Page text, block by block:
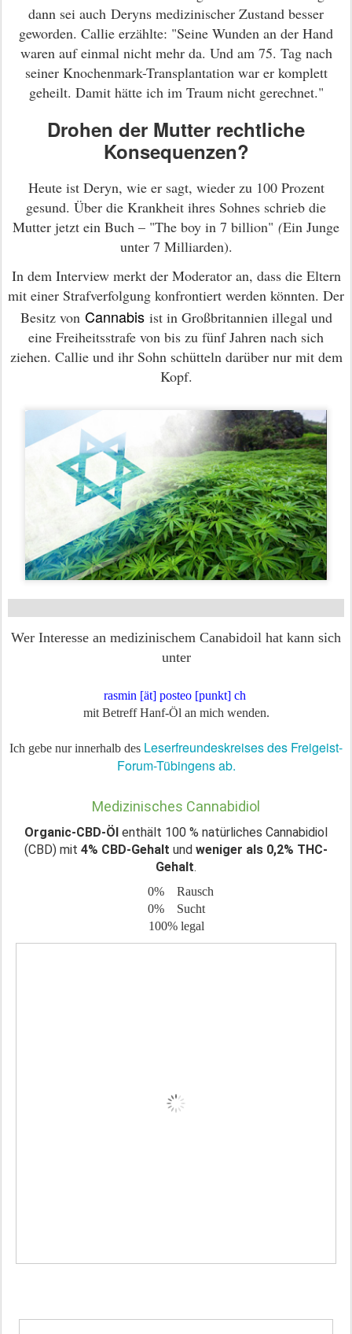
dann sei auch Deryns medizinischer Zustand besser
geworden. Callie erzählte: "Seine Wunden an der Hand
waren auf einmal nicht mehr da. Und am 75. Tag nach
seiner Knochenmark-Transplantation war er komplett
geheilt. Damit hätte ich im Traum nicht gerechnet."
Drohen der Mutter rechtliche
Konsequenzen?
Heute ist Deryn, wie er sagt, wieder zu 100 Prozent
gesund. Über die Krankheit ihres Sohnes schrieb die
Mutter jetzt ein Buch – "The boy in 7 billion" (Ein Junge
unter 7 Milliarden).
In dem Interview merkt der Moderator an, dass die Eltern
mit einer Strafverfolgung konfrontiert werden könnten. Der
Besitz von Cannabisist in Großbritannien illegal und
eine Freiheitsstrafe von bis zu fünf Jahren nach sich
ziehen. Callie und ihr Sohn schütteln darüber nur mit dem
Kopf.
Wer Interesse an medizinischem Canabidoil hat kann sich
unter
rasmin [ät] posteo [punkt] ch
mit Betreff Hanf-Öl an mich wenden.
Ich gebe nur innerhalb des Leserfreundeskreises des Freigeist-
Forum-Tübingens ab.
Medizinisches Cannabidiol
Organic-CBD-Öl enthält 100 % natürliches Cannabidiol
(CBD) mit 4% CBD-Gehalt und weniger als 0,2% THC-
Gehalt.
0% Rausch
0% Sucht
100% legal